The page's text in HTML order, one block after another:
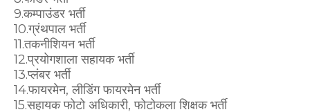
9.कम्पाउंडर भर्ती
10.ग्रंथपाल भर्ती
11.तकनीशियन भर्ती
12.प्रयोगशाला सहायक भर्ती
13.प्लंबर भर्ती
14.फायरमेन, लीडिंग फायरमेन भर्ती
15.सहायक फोटो अधिकारी, फोटोकला शिक्षक भर्ती